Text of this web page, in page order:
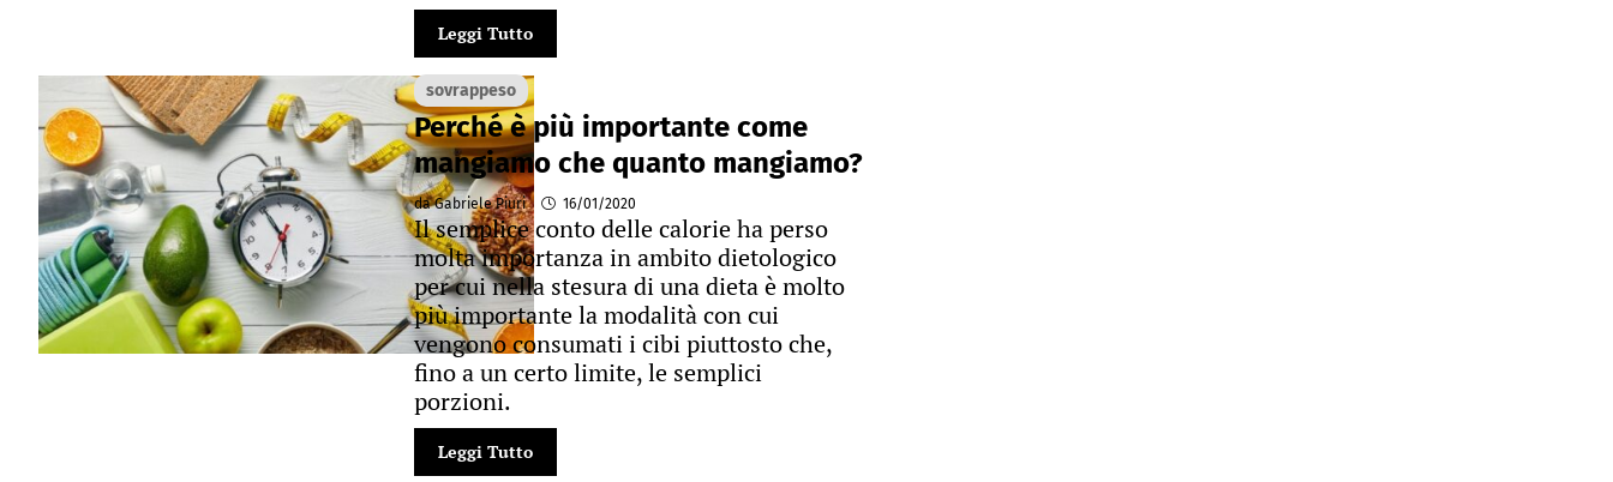
Leggi Tutto
sovrappeso
Perché è più importante come
mangiamo che quanto mangiamo?
da Gabriele Piuri 16/01/2020
Il semplice conto delle calorie ha perso
molta importanza in ambito dietologico
per cui nella stesura di una dieta è molto
più importante la modalità con cui
vengono consumati i cibi piuttosto che,
fino a un certo limite, le semplici
porzioni.
Leggi Tutto